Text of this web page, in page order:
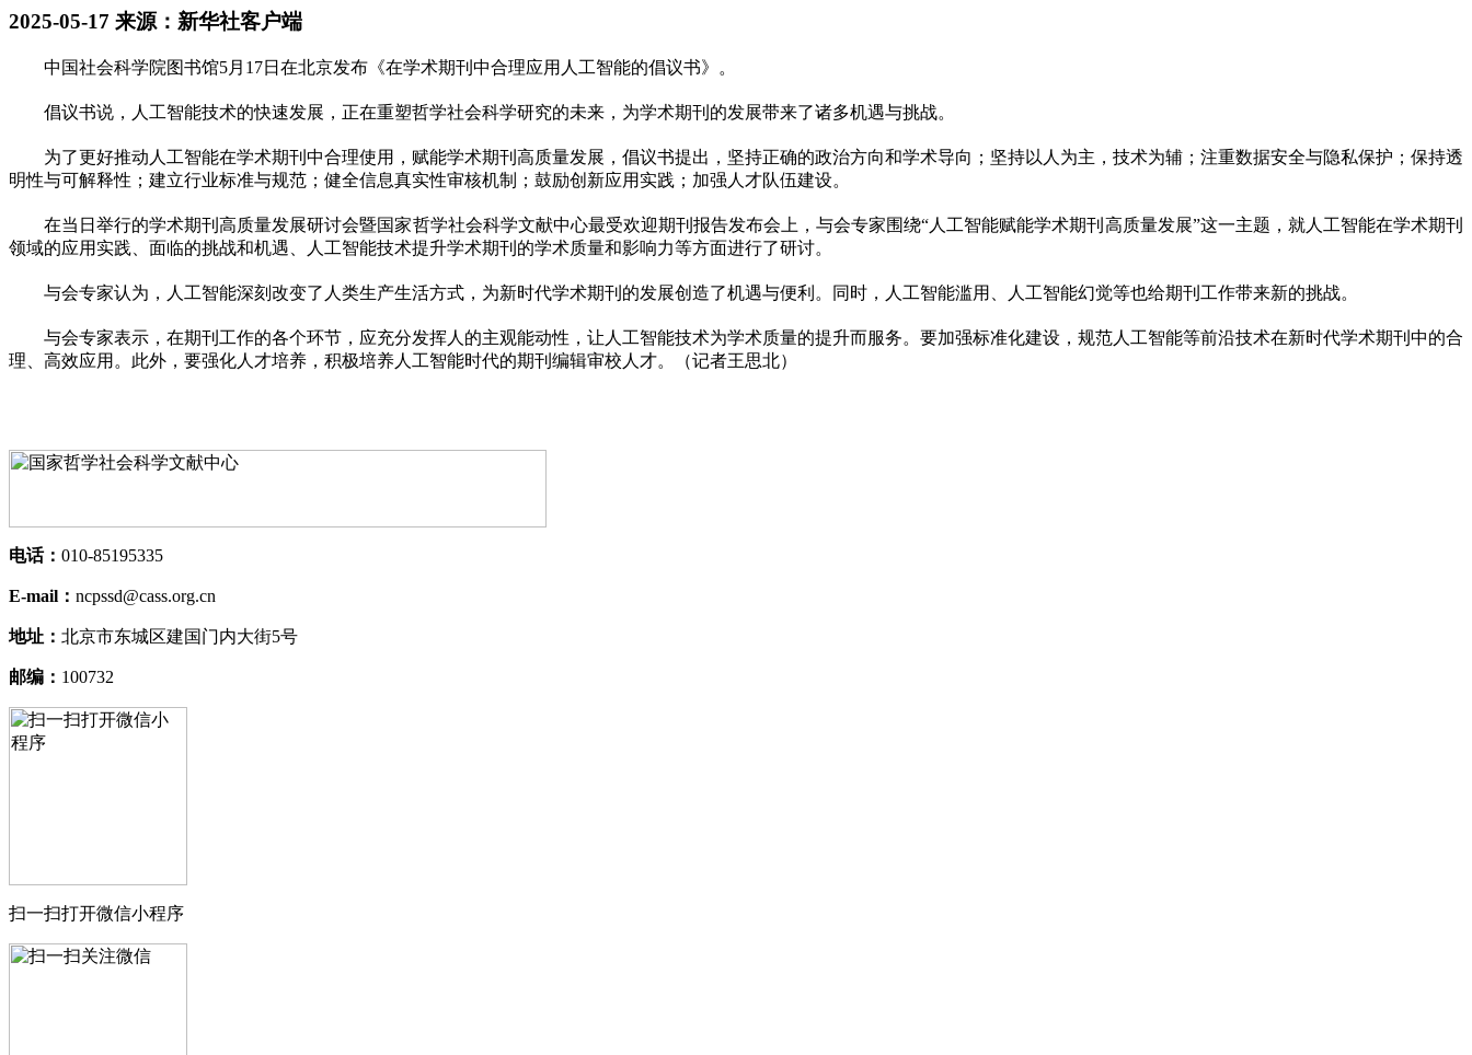
2025-05-17 来源：新华社客户端
中国社会科学院图书馆5月17日在北京发布《在学术期刊中合理应用人工智能的倡议书》。
倡议书说，人工智能技术的快速发展，正在重塑哲学社会科学研究的未来，为学术期刊的发展带来了诸多机遇与挑战。
为了更好推动人工智能在学术期刊中合理使用，赋能学术期刊高质量发展，倡议书提出，坚持正确的政治方向和学术导向；坚持以人为主，技术为辅；注重数据安全与隐私保护；保持透
明性与可解释性；建立行业标准与规范；健全信息真实性审核机制；鼓励创新应用实践；加强人才队伍建设。
在当日举行的学术期刊高质量发展研讨会暨国家哲学社会科学文献中心最受欢迎期刊报告发布会上，与会专家围绕“人工智能赋能学术期刊高质量发展”这一主题，就人工智能在学术期刊
领域的应用实践、面临的挑战和机遇、人工智能技术提升学术期刊的学术质量和影响力等方面进行了研讨。
与会专家认为，人工智能深刻改变了人类生产生活方式，为新时代学术期刊的发展创造了机遇与便利。同时，人工智能滥用、人工智能幻觉等也给期刊工作带来新的挑战。
与会专家表示，在期刊工作的各个环节，应充分发挥人的主观能动性，让人工智能技术为学术质量的提升而服务。要加强标准化建设，规范人工智能等前沿技术在新时代学术期刊中的合
理、高效应用。此外，要强化人才培养，积极培养人工智能时代的期刊编辑审校人才。（记者王思北）
电话： 010-85195335
E-mail： ncpssd@cass.org.cn
地址： 北京市东城区建国门内大街5号
邮编： 100732
扫一扫打开微信小程序